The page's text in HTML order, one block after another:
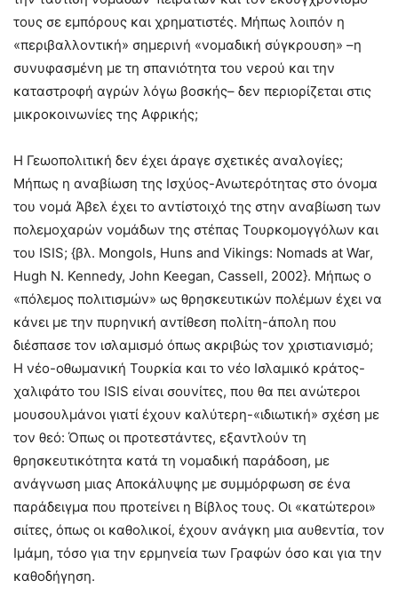
τους σε εμπόρους και χρηματιστές. Μήπως λοιπόν η
«περιβαλλοντική» σημερινή «νομαδική σύγκρουση» –η
συνυφασμένη με τη σπανιότητα του νερού και την
καταστροφή αγρών λόγω βοσκής– δεν περιορίζεται στις
μικροκοινωνίες της Αφρικής;
Η Γεωοπολιτική δεν έχει άραγε σχετικές αναλογίες;
Μήπως η αναβίωση της Ισχύος-Ανωτερότητας στο όνομα
του νομά Άβελ έχει το αντίστοιχό της στην αναβίωση των
πολεμοχαρών νομάδων της στέπας Τουρκομογγόλων και
του ISIS; {βλ. Mongols, Huns and Vikings: Nomads at War,
Hugh N. Kennedy, John Keegan, Cassell, 2002}. Μήπως ο
«πόλεμος πολιτισμών» ως θρησκευτικών πολέμων έχει να
κάνει με την πυρηνική αντίθεση πολίτη-άπολη που
διέσπασε τον ισλαμισμό όπως ακριβώς τον χριστιανισμό;
Η νέο-οθωμανική Τουρκία και το νέο Ισλαμικό κράτος-
χαλιφάτο του ISIS είναι σουνίτες, που θα πει ανώτεροι
μουσουλμάνοι γιατί έχουν καλύτερη-«ιδιωτική» σχέση με
τον θεό: Όπως οι προτεστάντες, εξαντλούν τη
θρησκευτικότητα κατά τη νομαδική παράδοση, με
ανάγνωση μιας Αποκάλυψης με συμμόρφωση σε ένα
παράδειγμα που προτείνει η Βίβλος τους. Οι «κατώτεροι»
σιίτες, όπως οι καθολικοί, έχουν ανάγκη μια αυθεντία, τον
Ιμάμη, τόσο για την ερμηνεία των Γραφών όσο και για την
καθοδήγηση.